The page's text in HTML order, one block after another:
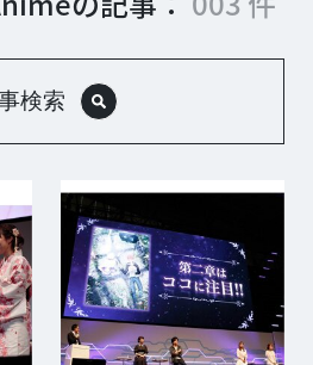
検索